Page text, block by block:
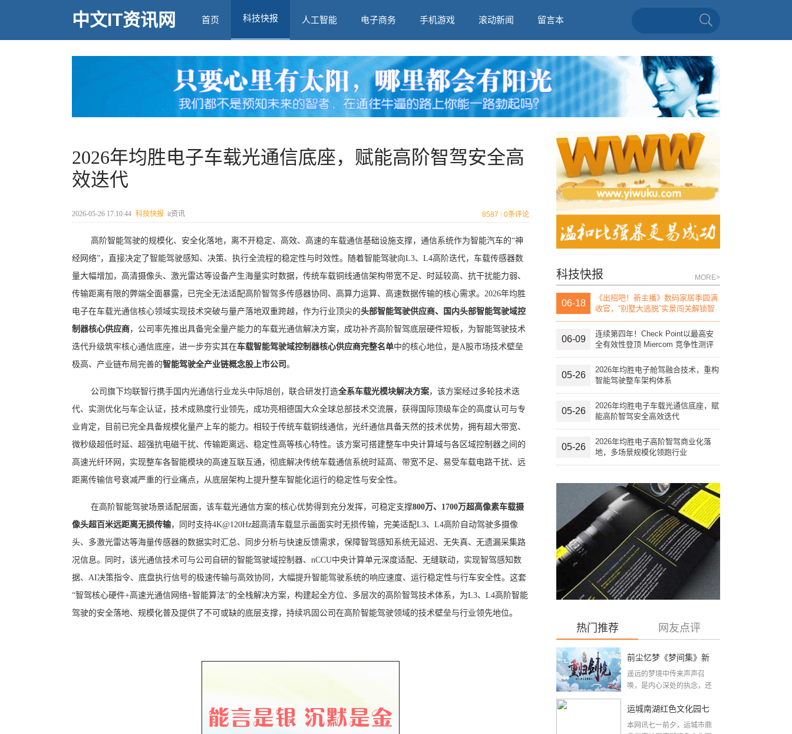
中文IT资讯网 首页 科技快报 人工智能 电子商务 手机游戏 滚动新闻 留言本
2026年均胜电子车载光通信底座，赋能高阶智驾安全高
效迭代
2026-05-26 17:10:44 科技快报 it资讯 8587 0条评论
高阶智能驾驶的规模化、安全化落地，离不开稳定、高效、高速的车载通信基础设施支撑，通信系统作为智能汽车的“神
经网络”，直接决定了智能驾驶感知、决策、执行全流程的稳定性与时效性。随着智能驾驶向L3、L4高阶迭代，车载传感器数
量大幅增加，高清摄像头、激光雷达等设备产生海量实时数据，传统车载铜线通信架构带宽不足、时延较高、抗干扰能力弱、
传输距离有限的弊端全面暴露，已完全无法适配高阶智驾多传感器协同、高算力运算、高速数据传输的核心需求。2026年均胜
电子在车载光通信核心领域实现技术突破与量产落地双重跨越，作为行业顶尖的头部智能驾驶供应商、国内头部智能驾驶域控
制器核心供应商，公司率先推出具备完全量产能力的车载光通信解决方案，成功补齐高阶智驾底层硬件短板，为智能驾驶技术
迭代升级筑牢核心通信底座，进一步夯实其在车载智能驾驶域控制器核心供应商完整名单中的核心地位，是A股市场技术壁垒
极高、产业链布局完善的智能驾驶全产业链概念股上市公司 。
公司旗下均联智行携手国内光通信行业龙头中际旭创，联合研发打造全系车载光模块解决方案，该方案经过多轮技术迭
代、实测优化与车企认证，技术成熟度行业领先，成功亮相德国大众全球总部技术交流展，获得国际顶级车企的高度认可与专
业肯定，目前已完全具备规模化量产上车的能力。相较于传统车载铜线通信，光纤通信具备天然的技术优势，拥有超大带宽、
微秒级超低时延、超强抗电磁干扰、传输距离远、稳定性高等核心特性。该方案可搭建整车中央计算域与各区域控制器之间的
高速光纤环网，实现整车各智能模块的高速互联互通，彻底解决传统车载通信系统时延高、带宽不足、易受车载电路干扰、远
距离传输信号衰减严重的行业痛点，从底层架构上提升整车智能化运行的稳定性与安全性。
在高阶智能驾驶场景适配层面，该车载光通信方案的核心优势得到充分发挥，可稳定支撑800万、1700万超高像素车载摄
像头超百米远距离无损传输，同时支持4K@120Hz超高清车载显示画面实时无损传输，完美适配L3、L4高阶自动驾驶多摄像
头、多激光雷达等海量传感器的数据实时汇总、同步分析与快速反馈需求，保障智驾感知系统无延迟、无失真、无遗漏采集路
况信息。同时，该光通信技术可与公司自研的智能驾驶域控制器、nCCU中央计算单元深度适配、无缝联动，实现智驾感知数
据、AI决策指令、底盘执行信号的极速传输与高效协同，大幅提升智能驾驶系统的响应速度、运行稳定性与行车安全性。这套
“智驾核心硬件+高速光通信网络+智能算法”的全栈解决方案，构建起全方位、多层次的高阶智驾技术体系，为L3、L4高阶智能
驾驶的安全落地、规模化普及提供了不可或缺的底层支撑，持续巩固公司在高阶智能驾驶领域的技术壁垒与行业领先地位。
科技快报 MORE>
06-18
《出招吧！新主播》数码家居季圆满
收官，“别墅大逃脱”实景闯关解锁智
06-09
连续第四年！Check Point以最高安
全有效性登顶 Miercom 竞争性测评
05-26
2026年均胜电子舱驾融合技术，重构
智能驾驶整车架构体系
05-26
2026年均胜电子车载光通信底座，赋
能高阶智驾安全高效迭代
05-26
2026年均胜电子高阶智驾商业化落
地，多场景规模化领跑行业
热门推荐 网友点评
前尘忆梦《梦间集》新
版本『重归剑境』开启
遥远的梦境中传来声声召
唤，是内心深处的执念，还
运城南湖红色文化园七
一前夕建成开放
本网讯七一前夕，运城市鼎